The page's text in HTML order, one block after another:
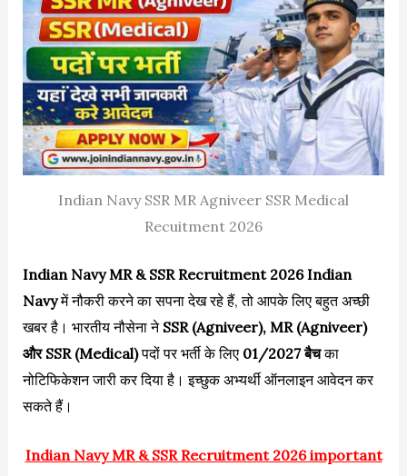
Indian Navy SSR MR Agniveer SSR Medical
Recuitment 2026
Indian Navy MR & SSR Recruitment 2026 Indian
Navyमें नौकरी करने का सपना देख रहे हैं, तो आपके लिए बहुत अच्छी
खबर है। भारतीय नौसेना ने SSR (Agniveer), MR (Agniveer)
और SSR (Medical)पदों पर भर्ती के लिए 01/2027 बैचका
नोटिफिकेशन जारी कर दिया है। इच्छुक अभ्यर्थी ऑनलाइन आवेदन कर
सकते हैं।
Indian Navy MR & SSR Recruitment 2026 important